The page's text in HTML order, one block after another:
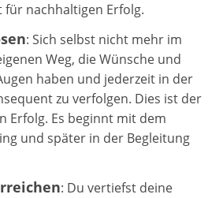
nachhaltigen Erfolg.
: Sich selbst nicht mehr im
Weg, die Wünsche und
haben und jederzeit in der
zu verfolgen. Dies ist der
Erfolg. Es beginnt mit dem
und später in der Begleitung
: Du vertiefst deine